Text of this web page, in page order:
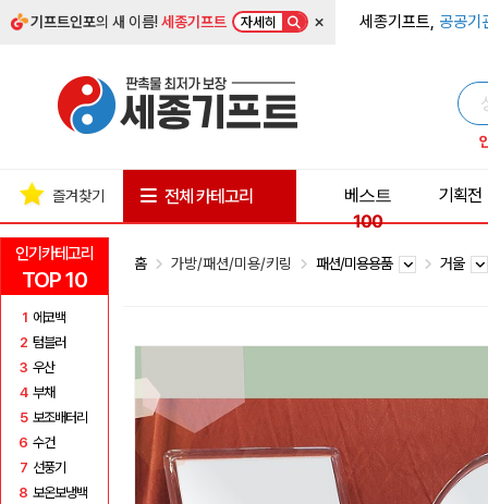
기프트인포의 새 이름!세종기프트 자세히 × 세종기프트, 공공기
인기카테고리
TOP 10
1 에코백
2 텀블러
3 우산
4 부채
5 보조배터리
6 수건
7 선풍기
8 보온보냉백
즐겨찾기 전체 카테고리
베스트
100
기획전
홈 가방/패션/미용/키링 패션/미용용품 거울